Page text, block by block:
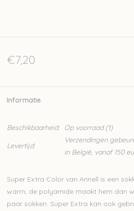
€7,20
Informatie
Beschikbaarheid: Op voorraad(1)
Levertijd:
Verzendingen
in België, vanaf 150
Super Extra Color van Annell is een
warm, de polyamide maakt hem dan
paar sokken. Super Extra kan ook